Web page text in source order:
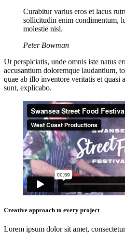
Curabitur varius eros et lacus
sollicitudin enim condimentum,
molestie nisl.
Peter Bowman
Ut perspiciatis, unde omnis iste natus
accusantium doloremque laudantium,
quae ab illo inventore veritatis et quasi
sunt, explicabo.
Creative approach to every project
Lorem ipsum dolor sit amet,